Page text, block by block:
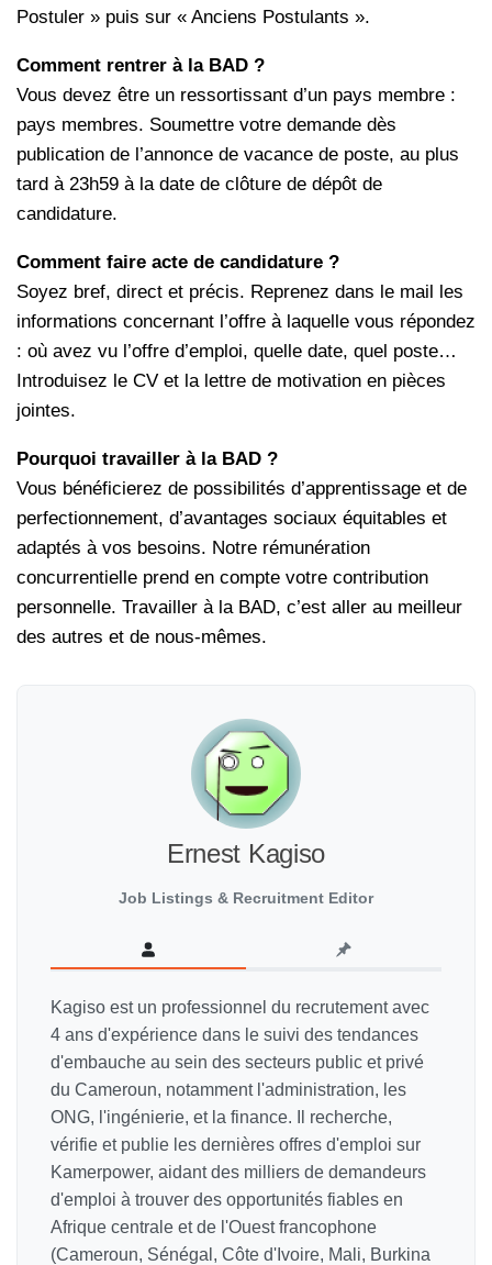
Postuler » puis sur « Anciens Postulants ».
Comment rentrer à la BAD ?
Vous devez être un ressortissant d’un pays membre :
pays membres. Soumettre votre demande dès
publication de l’annonce de vacance de poste, au plus
tard à 23h59 à la date de clôture de dépôt de
candidature.
Comment faire acte de candidature ?
Soyez bref, direct et précis. Reprenez dans le mail les
informations concernant l’offre à laquelle vous répondez
: où avez vu l’offre d’emploi, quelle date, quel poste…
Introduisez le CV et la lettre de motivation en pièces
jointes.
Pourquoi travailler à la BAD ?
Vous bénéficierez de possibilités d’apprentissage et de
perfectionnement, d’avantages sociaux équitables et
adaptés à vos besoins. Notre rémunération
concurrentielle prend en compte votre contribution
personnelle. Travailler à la BAD, c’est aller au meilleur
des autres et de nous-mêmes.
Ernest Kagiso
Job Listings & Recruitment Editor
Kagiso est un professionnel du recrutement avec
4 ans d'expérience dans le suivi des tendances
d'embauche au sein des secteurs public et privé
du Cameroun, notamment l'administration, les
ONG, l'ingénierie, et la finance. Il recherche,
vérifie et publie les dernières offres d'emploi sur
Kamerpower, aidant des milliers de demandeurs
d'emploi à trouver des opportunités fiables en
Afrique centrale et de l'Ouest francophone
(Cameroun, Sénégal, Côte d'Ivoire, Mali, Burkina